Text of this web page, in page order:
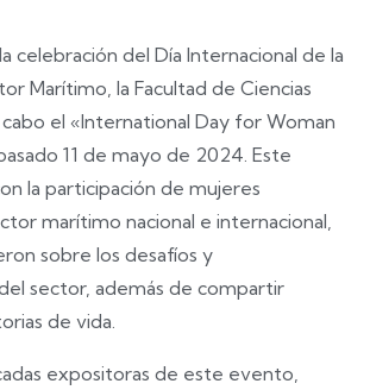
celebración del Día Internacional de la
Marítimo, la Facultad de Ciencias
el «International Day for Woman
11 de mayo de 2024. Este
la participación de mujeres
marítimo nacional e internacional,
sobre los desafíos y
sector, además de compartir
de vida.
expositoras de este evento,